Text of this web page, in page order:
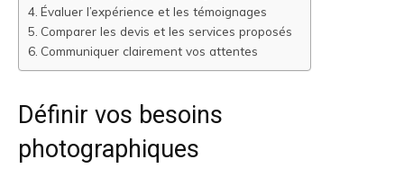
Évaluer l’expérience et les témoignages
Comparer les devis et les services proposés
Communiquer clairement vos attentes
Définir vos besoins
photographiques